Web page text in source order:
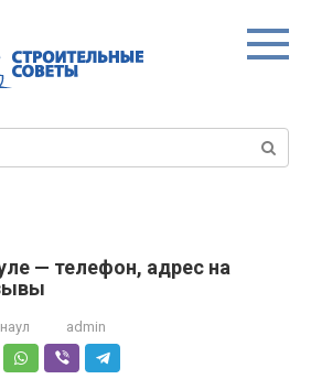
— телефон, адрес на
admin